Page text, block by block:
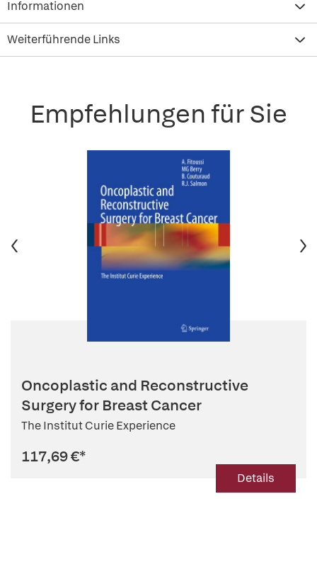
Informationen
Weiterführende Links
Empfehlungen für Sie
Oncoplastic and Reconstructive
Surgery for Breast Cancer
The Institut Curie Experience
117,69 €*
Details